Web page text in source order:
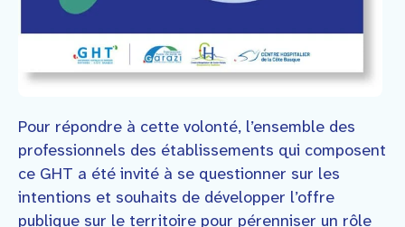
Pour répondre à cette volonté, l’ensemble des
professionnels des établissements qui composent
ce GHT a été invité à se questionner sur les
intentions et souhaits de développer l’offre
publique sur le territoire pour pérenniser un rôle